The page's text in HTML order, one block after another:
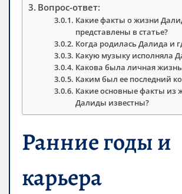
Вопрос-ответ:
Какие факты о жизни
представлены в статье?
Когда родилась Далида и
Какую музыку исполняла
Какова была личная
Каким был ее последний
Какие основные факты из
Далиды известны?
Ранние годы и
карьера